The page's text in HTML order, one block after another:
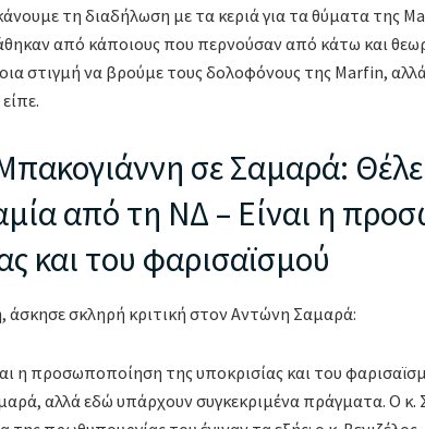
τη διαδήλωση με τα κεριά για τα θύματα της
από κάποιους που περνούσαν από κάτω και
στιγμή να βρούμε τους δολοφόνους της Marfin,
σε Σαμαρά:
από τη ΝΔ – Είναι η
και του φαρισαϊσμού
άσκησε σκληρή κριτική στον Αντώνη Σαμαρά:
η προσωποποίηση της υποκρισίας και του
αλλά εδώ υπάρχουν συγκεκριμένα πράγματα. Ο